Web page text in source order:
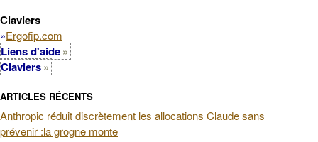
Claviers
»Ergofip.com
Liens d'aide
Claviers
ARTICLES RÉCENTS
Anthropic réduit discrètement les allocations Claude sans
prévenir :la grogne monte